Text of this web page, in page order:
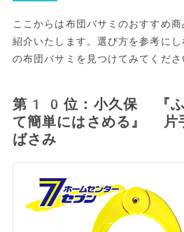
ここからは布団バサミのおすすめ
紹介いたします。選び方を参考に
の布団バサミを見つけてみてくださ
第10位：小久保 『ふ
て簡単にはさめる』 片
ばさみ